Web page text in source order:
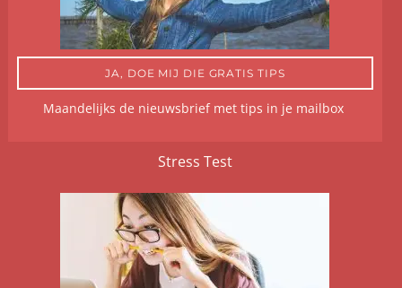
JA, DOE MIJ DIE GRATIS TIPS
Maandelijks de nieuwsbrief met tips in je mailbox
Stress Test